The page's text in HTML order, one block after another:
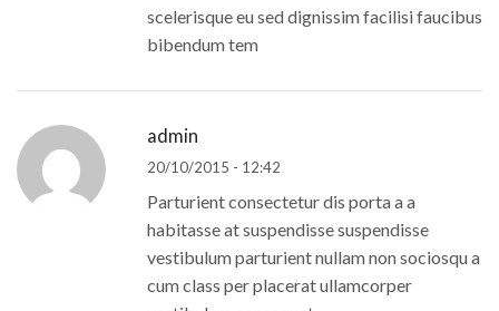
scelerisque eu sed dignissim facilisi faucibus
bibendum tem
admin
20/10/2015 - 12:42
Parturient consectetur dis porta a a
habitasse at suspendisse suspendisse
vestibulum parturient nullam non sociosqu a
cum class per placerat ullamcorper